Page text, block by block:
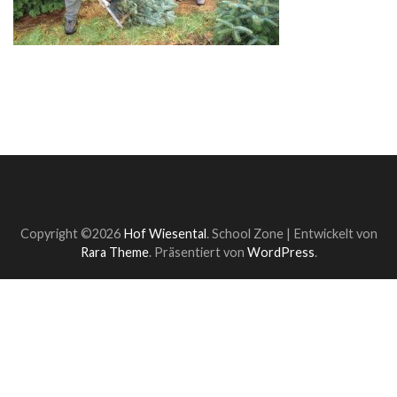
Copyright ©2026 Hof Wiesental. School Zone | Entwickelt von
Rara Theme. Präsentiert von WordPress.